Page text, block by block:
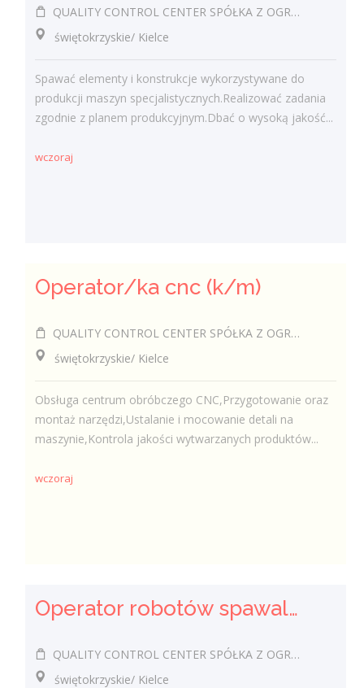
QUALITY CONTROL CENTER SPÓŁKA Z OGRANICZONĄ ODPOWIEDZIALNOŚCIĄ
świętokrzyskie/ Kielce
Spawać elementy i konstrukcje wykorzystywane do
produkcji maszyn specjalistycznych.Realizować zadania
zgodnie z planem produkcyjnym.Dbać o wysoką jakość...
wczoraj
Operator/ka cnc (k/m)
QUALITY CONTROL CENTER SPÓŁKA Z OGRANICZONĄ ODPOWIEDZIALNOŚCIĄ
świętokrzyskie/ Kielce
Obsługa centrum obróbczego CNC,Przygotowanie oraz
montaż narzędzi,Ustalanie i mocowanie detali na
maszynie,Kontrola jakości wytwarzanych produktów...
wczoraj
Operator robotów spawalniczych (m/k)
QUALITY CONTROL CENTER SPÓŁKA Z OGRANICZONĄ ODPOWIEDZIALNOŚCIĄ
świętokrzyskie/ Kielce